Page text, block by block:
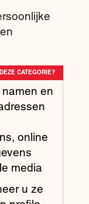
CATEGORIE?
en
online
media
u ze